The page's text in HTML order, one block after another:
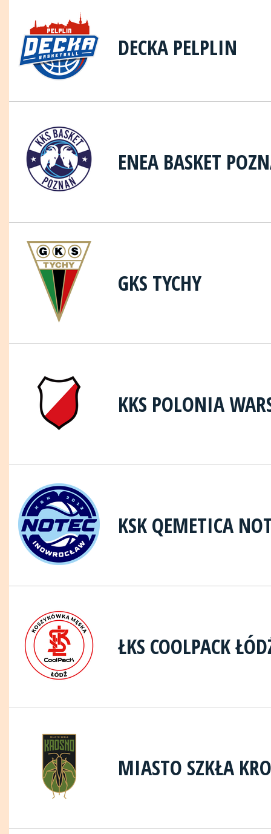
DECKA PELPLIN
ENEA BASKET
GKS TYCHY
KKS POLONIA
KSK QEMETICA
ŁKS COOLPACK
MIASTO SZKŁA